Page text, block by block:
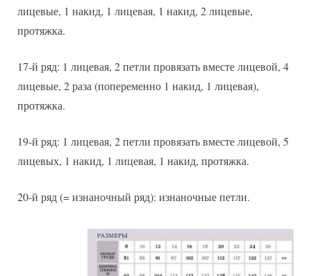
лицевые, 1 накид, 1 лицевая, 1 накид, 2 лицевые,
протяжка.
17-й ряд: 1 лицевая, 2 петли провязать вместе лицевой, 4
лицевые, 2 раза (попеременно 1 накид, 1 лицевая),
протяжка.
19-й ряд: 1 лицевая, 2 петли провязать вместе лицевой, 5
лицевых, 1 накид, 1 лицевая, 1 накид, протяжка.
20-й ряд (= изнаночный ряд): изнаночные петли.